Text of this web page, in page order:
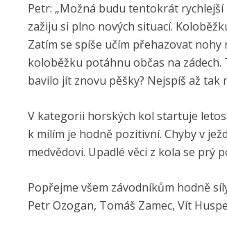
Petr: „Možná budu tentokrát
zažiju si plno nových situací.
Zatím se spíše učím přehazovat
koloběžku potáhnu občas na zádech.
bavilo jít znovu pěšky? Nejspíš až tak
V kategorii horských kol startuje
k mílím je hodně pozitivní. Chyby v
medvědovi. Upadlé věci z kola se prý
Popřejme všem závodníkům hodně
Petr Ozogan, Tomáš Zamec, Vít